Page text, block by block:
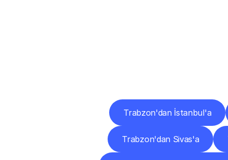
Trabzon'dan İstanbul'a
Trabzon'dan Sivas'a